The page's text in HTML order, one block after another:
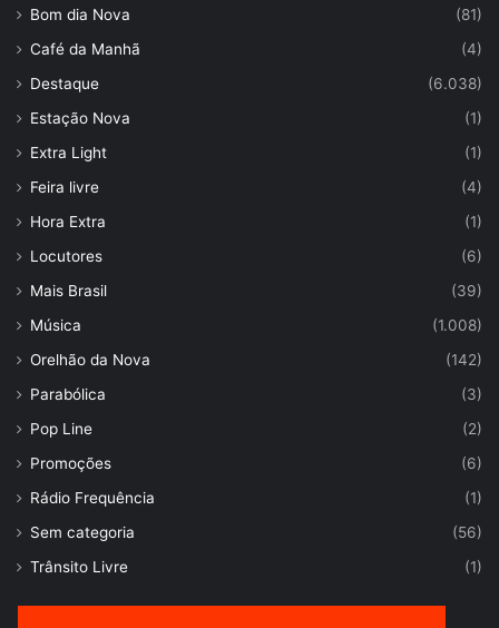
Bom dia Nova
(81)
Café da Manhã
(4)
Destaque
(6.038)
Estação Nova
(1)
Extra Light
(1)
Feira livre
(4)
Hora Extra
(1)
Locutores
(6)
Mais Brasil
(39)
Música
(1.008)
Orelhão da Nova
(142)
Parabólica
(3)
Pop Line
(2)
Promoções
(6)
Rádio Frequência
(1)
Sem categoria
(56)
Trânsito Livre
(1)